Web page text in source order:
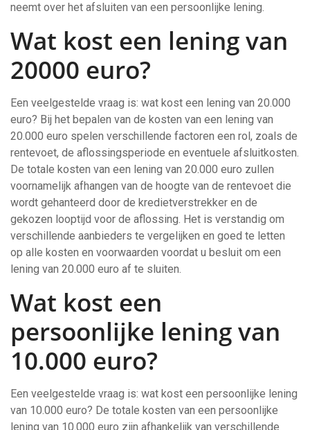
neemt over het afsluiten van een persoonlijke lening.
Wat kost een lening van
20000 euro?
Een veelgestelde vraag is: wat kost een lening van 20.000
euro? Bij het bepalen van de kosten van een lening van
20.000 euro spelen verschillende factoren een rol, zoals de
rentevoet, de aflossingsperiode en eventuele afsluitkosten.
De totale kosten van een lening van 20.000 euro zullen
voornamelijk afhangen van de hoogte van de rentevoet die
wordt gehanteerd door de kredietverstrekker en de
gekozen looptijd voor de aflossing. Het is verstandig om
verschillende aanbieders te vergelijken en goed te letten
op alle kosten en voorwaarden voordat u besluit om een
lening van 20.000 euro af te sluiten.
Wat kost een
persoonlijke lening van
10.000 euro?
Een veelgestelde vraag is: wat kost een persoonlijke lening
van 10.000 euro? De totale kosten van een persoonlijke
lening van 10.000 euro zijn afhankelijk van verschillende